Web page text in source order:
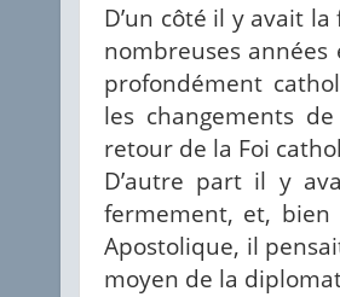
D’un côté il y avait
nombreuses
profondément
les changements
retour de la Foi
D’autre part il y
fermement, et,
Apostolique, il
moyen de la